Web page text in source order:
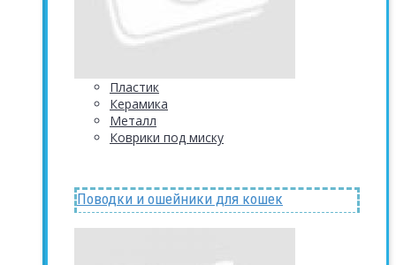
Пластик
Керамика
Металл
Коврики под миску
Поводки и ошейники для кошек